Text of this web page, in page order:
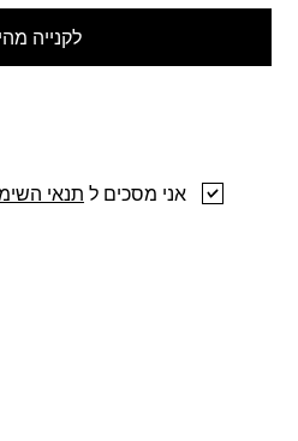
לקנייה
אני מסכים ל תנאי